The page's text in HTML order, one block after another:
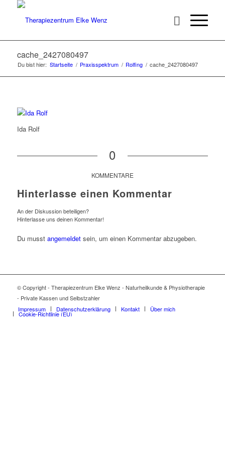
cache_2427080497
Du bist hier: Startseite / Praxisspektrum / Rolfing / cache_2427080497
Ida Rolf
0
KOMMENTARE
Hinterlasse einen Kommentar
An der Diskussion beteiligen?
Hinterlasse uns deinen Kommentar!
Du musst angemeldetsein, um einen Kommentar abzugeben.
© Copyright - Therapiezentrum Elke Wenz - Naturheilkunde & Physiotherapie
- Private Kassen und Selbstzahler
Impressum
Datenschutzerklärung Kontakt Über mich
Cookie-Richtlinie (EU)